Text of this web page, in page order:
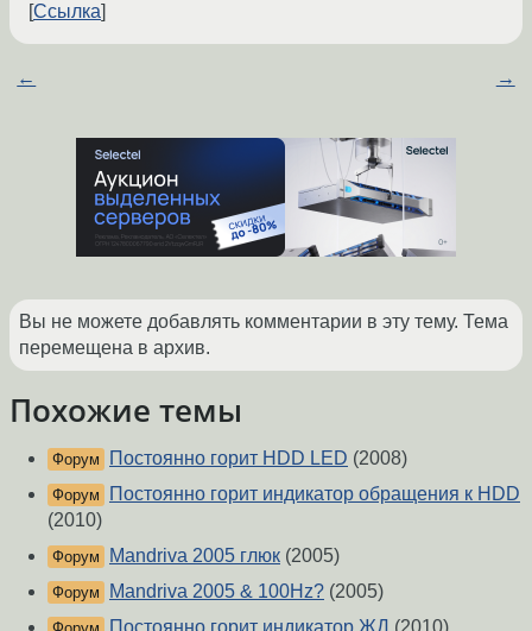
Ссылка
← →
Вы не можете добавлять комментарии в эту тему. Тема
перемещена в архив.
Похожие темы
Форум Постоянно горит HDD LED (2008)
Форум
Постоянно горит индикатор обращения к HDD
(2010)
Форум Mandriva 2005 глюк (2005)
Форум Mandriva 2005 & 100Hz? (2005)
Постоянно горит индикатор ЖД (2010)